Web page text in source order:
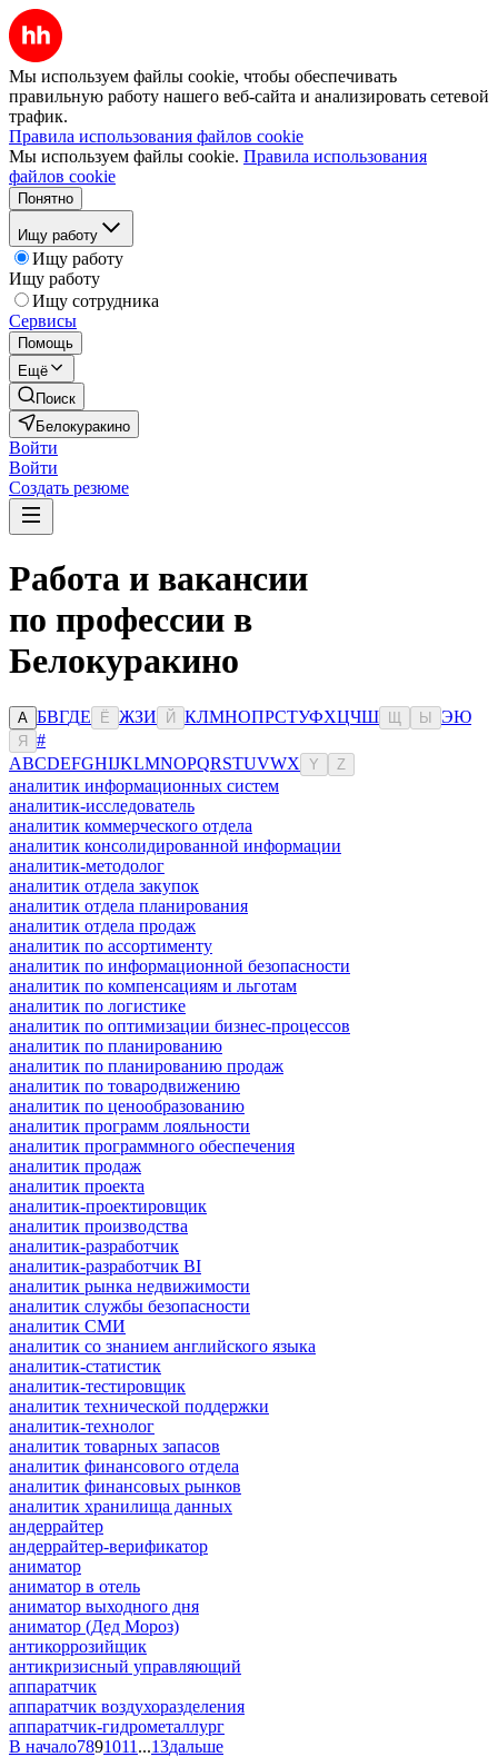
Мы используем файлы cookie, чтобы обеспечивать
правильную работу нашего веб-сайта и анализировать сетевой
трафик.
Правила использования файлов cookie
Мы используем файлы cookie. Правила использования
файлов cookie
Понятно
Ищу работу
Ищу работу
Ищу работу
Ищу сотрудника
Сервисы
Помощь
Ещё
Поиск
Белокуракино
Войти
Войти
Создать резюме
Работа и вакансии
по профессии в
Белокуракино
А БВГДЕ Ё ЖЗИ Й КЛМНОПРСТУФХЦЧШ Ы ЭЮ
Я
#
ABCDEFGHIJKLMNOPQRSTUVWX Y Z
аналитик информационных систем
аналитик-исследователь
аналитик коммерческого отдела
аналитик консолидированной информации
аналитик-методолог
аналитик отдела закупок
аналитик отдела планирования
аналитик отдела продаж
аналитик по ассортименту
аналитик по информационной безопасности
аналитик по компенсациям и льготам
аналитик по логистике
аналитик по оптимизации бизнес-процессов
аналитик по планированию
аналитик по планированию продаж
аналитик по товародвижению
аналитик по ценообразованию
аналитик программ лояльности
аналитик программного обеспечения
аналитик продаж
аналитик проекта
аналитик-проектировщик
аналитик производства
аналитик-разработчик
аналитик-разработчик BI
аналитик рынка недвижимости
аналитик службы безопасности
аналитик СМИ
аналитик со знанием английского языка
аналитик-статистик
аналитик-тестировщик
аналитик технической поддержки
аналитик-технолог
аналитик товарных запасов
аналитик финансового отдела
аналитик финансовых рынков
аналитик хранилища данных
андеррайтер
андеррайтер-верификатор
аниматор
аниматор в отель
аниматор выходного дня
аниматор (Дед Мороз)
антикоррозийщик
антикризисный управляющий
аппаратчик
аппаратчик воздухоразделения
аппаратчик-гидрометаллург
В начало7891011 ...13дальше